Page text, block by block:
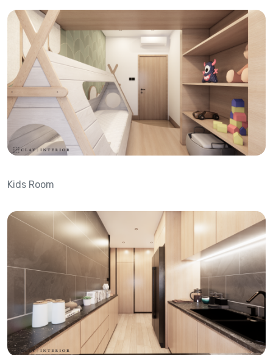
Kids Room